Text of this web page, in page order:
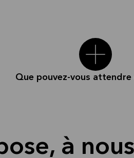
Que pouvez-vous attendre
à